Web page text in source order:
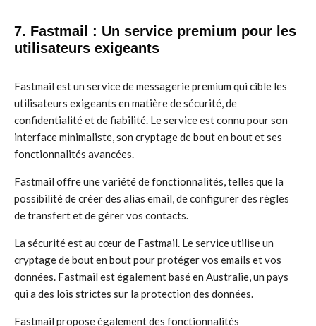
7. Fastmail : Un service premium pour les
utilisateurs exigeants
Fastmail est un service de messagerie premium qui cible les
utilisateurs exigeants en matière de sécurité, de
confidentialité et de fiabilité. Le service est connu pour son
interface minimaliste, son cryptage de bout en bout et ses
fonctionnalités avancées.
Fastmail offre une variété de fonctionnalités, telles que la
possibilité de créer des alias email, de configurer des règles
de transfert et de gérer vos contacts.
La sécurité est au cœur de Fastmail. Le service utilise un
cryptage de bout en bout pour protéger vos emails et vos
données. Fastmail est également basé en Australie, un pays
qui a des lois strictes sur la protection des données.
Fastmail propose également des fonctionnalités